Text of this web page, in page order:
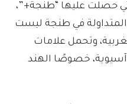
حصلت عليها “طنجة+”،
المتداولة في طنجة ليست
وتحمل علامات
آسيوية، خصوصًا الهند